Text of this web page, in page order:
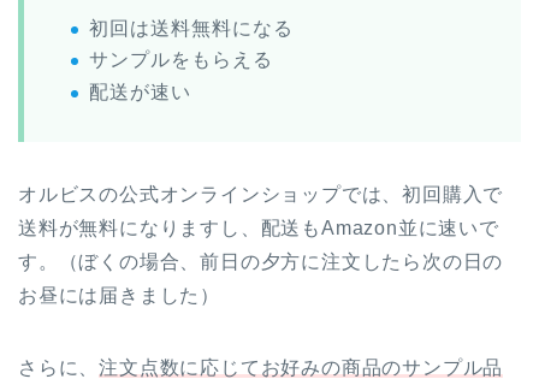
初回は送料無料になる
サンプルをもらえる
配送が速い
オルビスの公式オンラインショップでは、初回購入で
送料が無料になりますし、配送もAmazon並に速いで
す。（ぼくの場合、前日の夕方に注文したら次の日の
お昼には届きました）
さらに、注文点数に応じてお好みの商品のサンプル品